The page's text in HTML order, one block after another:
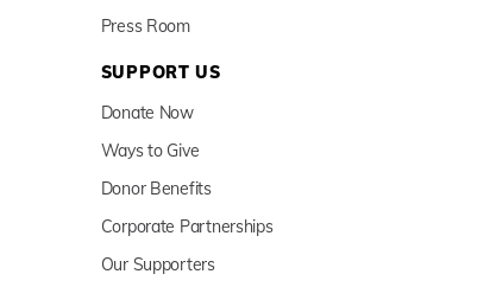
Press Room
SUPPORT US
Donate Now
Ways to Give
Donor Benefits
Corporate Partnerships
Our Supporters